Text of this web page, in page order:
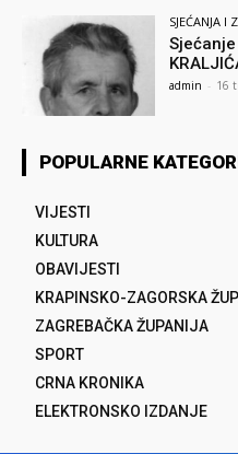
SJEĆANJA I
admin - 16
POPULARNE
VIJESTI
KULTURA
OBAVIJESTI
KRAPINSKO-ZAGORSKA
ZAGREBAČKA ŽUPANIJA
SPORT
CRNA KRONIKA
ELEKTRONSKO IZDANJE